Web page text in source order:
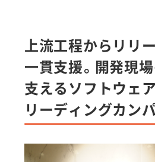
上流工程からリリ
一貫支援。開発現
支えるソフトウェ
リーディングカン